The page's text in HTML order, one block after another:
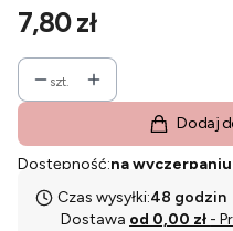
Cena
7,80 zł
szt.
Dodaj
Dostępność:na wyczerpaniu
Czas wysyłki:48 godzin
Dostawa od 0,00 zł -